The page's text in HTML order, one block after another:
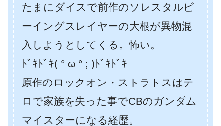
たまにダイスで前作のソレスタルビ
ーイングスレイヤーの大根が異物混
入しようとしてくる。怖い。
ﾄﾞｷﾄﾞｷ( ° ω ° ; )ﾄﾞｷﾄﾞｷ
原作のロックオン・ストラトスはテ
ロで家族を失った事でCBのガンダム
マイスターになる経歴。